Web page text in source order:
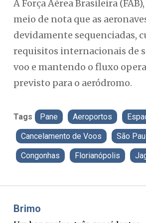
A Força Aérea Brasileira
meio de nota que as
devidamente sequenciadas,
requisitos internacionais de
voo e mantendo o fluxo
previsto para o aeródromo.
Tags Pane Aeroportos
Cancelamento de Voos São
Congonhas Florianópolis
Misael Elias